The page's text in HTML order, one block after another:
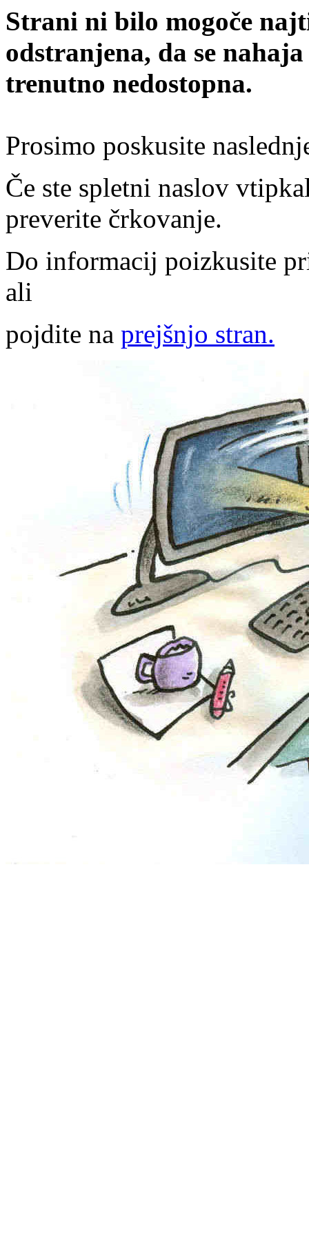
Strani ni bilo mogoče
odstranjena, da se
trenutno nedostopna.
Prosimo poskusite
Če ste spletni naslov
preverite črkovanje.
Do informacij poizkusite
ali
pojdite na prejšnjo stran.